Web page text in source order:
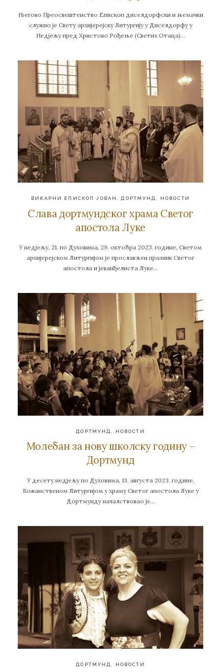
Његово Преосвештенство Епископ диселдорфски и њемачки
служио је Свету архијерејску Литургију у Диселдорфу у
Недјељу пред Христово Рођење (Светих Отаца)…
ВИКАРНИ ЕПИСКОП ЈОВАН,ДОРТМУНД , НОВОСТИ
Слава дортмундског храма Светог
апостола Луке
У недјељу, 21. по Духовима, 29. октобра 2023. године, Светом
aрхијерејском Литургијом је прослављен празник Светог
апостола и јеванђелиста Луке…
ДОРТМУНД НОВОСТИ
Молебан за нову школску годину –
Дортмунд
У десету недјељу по Духовима, 13. августа 2023. године,
Божанственом Литургијом у храму Светог апостола Луке у
Дортмунду началствовао је…
ДОРТМУНД НОВОСТИ